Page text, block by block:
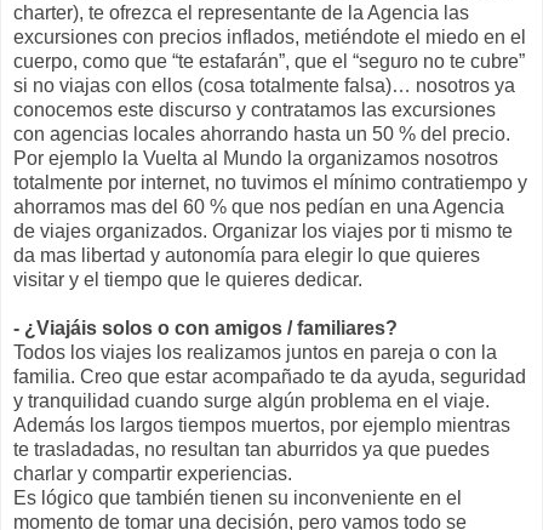
charter), te ofrezca el representante de la Agencia las
excursiones con precios inflados, metiéndote el miedo en el
cuerpo, como que “te estafarán”, que el “seguro no te cubre”
si no viajas con ellos (cosa totalmente falsa)… nosotros ya
conocemos este discurso y contratamos las excursiones
con agencias locales ahorrando hasta un 50 % del precio.
Por ejemplo la Vuelta al Mundo la organizamos nosotros
totalmente por internet, no tuvimos el mínimo contratiempo y
ahorramos mas del 60 % que nos pedían en una Agencia
de viajes organizados. Organizar los viajes por ti mismo te
da mas libertad y autonomía para elegir lo que quieres
visitar y el tiempo que le quieres dedicar.
- ¿Viajáis solos o con amigos / familiares?
Todos los viajes los realizamos juntos en pareja o con la
familia. Creo que estar acompañado te da ayuda, seguridad
y tranquilidad cuando surge algún problema en el viaje.
Además los largos tiempos muertos, por ejemplo mientras
te trasladadas, no resultan tan aburridos ya que puedes
charlar y compartir experiencias.
Es lógico que también tienen su inconveniente en el
momento de tomar una decisión, pero vamos todo se